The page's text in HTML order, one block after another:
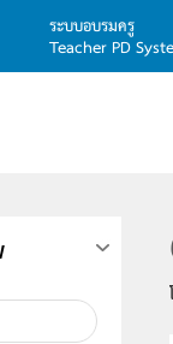
ระบบอบรมครู
Teacher PD